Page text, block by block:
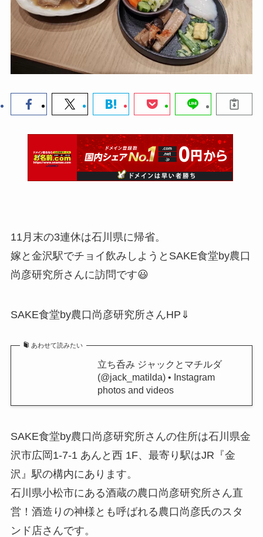
11月末の3連休は石川県に帰省。
嫁と金沢駅でチョイ飲みしようとSAKE食堂by農口
尚彦研究所さんに訪問です😃
SAKE食堂by農口尚彦研究所さんHP⇓
あわせて読みたい
立ち呑み ジャックとマチルダ
(@jack_matilda) • Instagram
photos and videos
SAKE食堂by農口尚彦研究所さんの住所は石川県金
沢市広岡1-7-1 あんと西 1F、最寄り駅はJR『金
沢』駅の構内にあります。
石川県小松市にある酒蔵の農口尚彦研究所さん直
営！酒造りの神様とも呼ばれる農口尚彦氏のスタ
ンド店さんです。